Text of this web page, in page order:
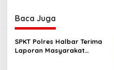
a
v
i
g
Baca Juga
SPKT Polres Halbar Terima
Laporan Masyarakat